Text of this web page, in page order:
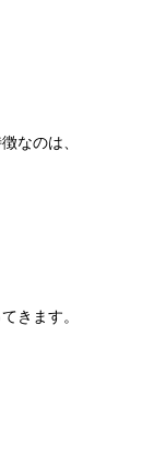
なのは、
きます。